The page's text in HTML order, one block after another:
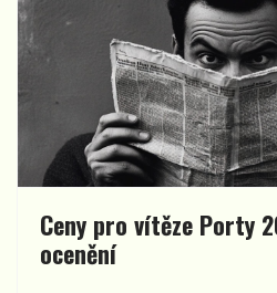
Ceny pro vítěze Porty
ocenění